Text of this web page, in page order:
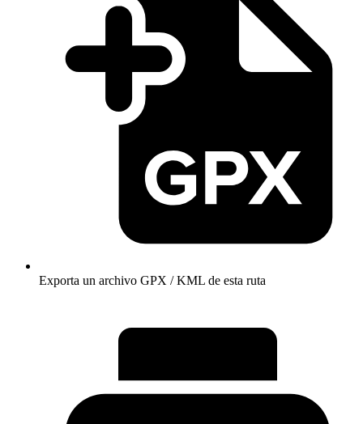
Exporta un archivo GPX / KML de esta ruta